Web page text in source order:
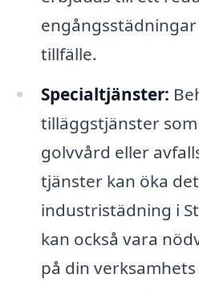
tillfälle.
Specialtjänster:
tilläggstjänster
golvvård eller
tjänster kan öka
industristädning i
kan också vara
på din